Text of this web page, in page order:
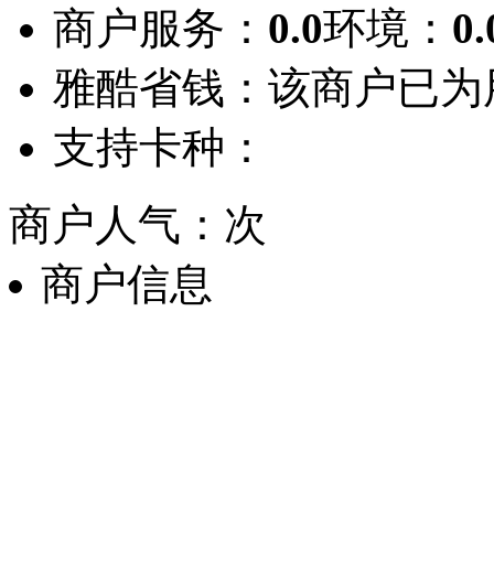
商户服务： 0.0环境：
雅酷省钱： 该商户已
支持卡种：
商户人气： 次
商户信息